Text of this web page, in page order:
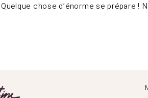
Quelque chose d’énorme se prépare